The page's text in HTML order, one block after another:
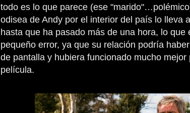
todo es lo que parece (ese
odisea de Andy por el interior del país lo lleva
hasta que ha pasado más de una hora, lo que
pequeño error, ya que su relación podría
de pantalla y hubiera funcionado mucho mejor
película.